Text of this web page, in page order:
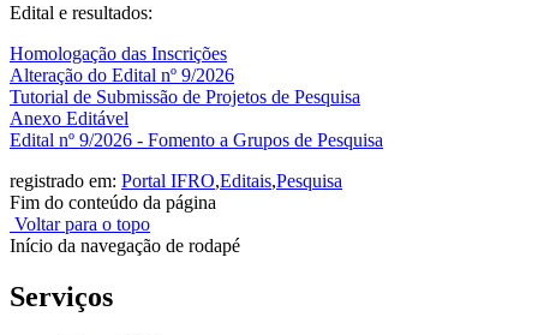
Edital e resultados:
Homologação das Inscrições
Alteração do Edital nº 9/2026
Tutorial de Submissão de Projetos de Pesquisa
Anexo Editável
Edital nº 9/2026 - Fomento a Grupos de Pesquisa
registrado em: Portal IFRO,Editais,Pesquisa
Fim do conteúdo da página
Voltar para o topo
Início da navegação de rodapé
Serviços